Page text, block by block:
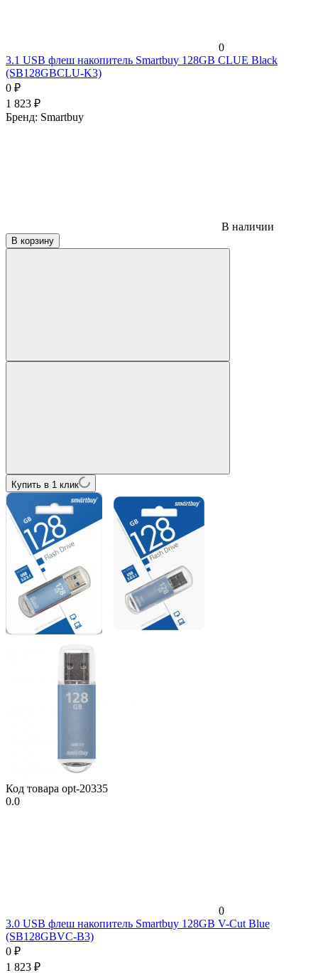
0
3.1 USB флеш накопитель Smartbuy 128GB CLUE Black
(SB128GBCLU-K3)
0 ₽
1 823 ₽
Бренд: Smartbuy
В наличии
В корзину
Купить в 1 клик
Код товара opt-20335
0.0
0
3.0 USB флеш накопитель Smartbuy 128GB V-Cut Blue
(SB128GBVC-B3)
0 ₽
1 823 ₽